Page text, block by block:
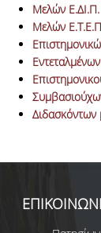
Μελών Ε.ΔΙ.Π.
Μελών